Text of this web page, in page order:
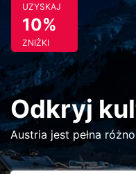
UZYSKAJ
10%
ZNIŻKI
Odkryj
Austria jest pełna